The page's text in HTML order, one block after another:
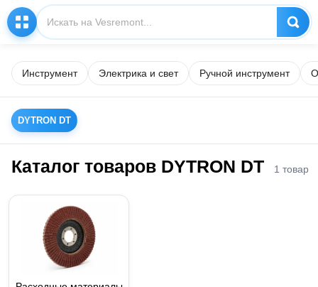
Инструмент Электрика и свет Ручной инструмент
DYTRON DT
Каталог товаров DYTRON DT 1 товар